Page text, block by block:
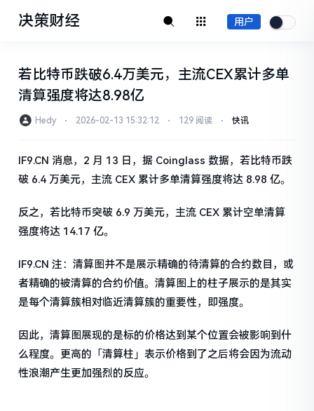
决策财经 用户
若比特币跌破6.4万美元，主流CEX累计多单
清算强度将达8.98亿
Hedy ⋅ 2026-02-13 15:32:12 ⋅ 129 阅读 ⋅ 快讯
IF9.CN 消息，2 月 13 日，据 Coinglass 数据，若比特币跌
破 6.4 万美元，主流 CEX 累计多单清算强度将达 8.98 亿。
反之，若比特币突破 6.9 万美元，主流 CEX 累计空单清算
强度将达 14.17 亿。
IF9.CN 注：清算图并不是展示精确的待清算的合约数目，或
者精确的被清算的合约价值。清算图上的柱子展示的是其实
是每个清算簇相对临近清算簇的重要性，即强度。
因此，清算图展现的是标的价格达到某个位置会被影响到什
么程度。更高的「清算柱」表示价格到了之后将会因为流动
性浪潮产生更加强烈的反应。